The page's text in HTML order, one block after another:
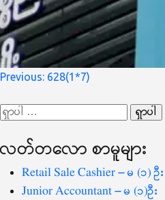
စာမူ
ပြ
Previous: 628(1*7)
ရှာ
စကားလုံး
လတ်တ‌လော စာမူများ
Retail Sale Cashier – မ (၁) ဦး
Junior Accountant – မ (၁)ဦး